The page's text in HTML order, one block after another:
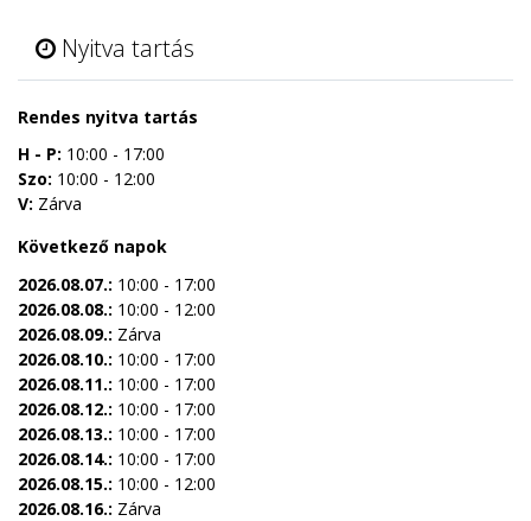
Nyitva tartás
Rendes nyitva tartás
H - P: 10:00 - 17:00
Szo: 10:00 - 12:00
V: Zárva
Következő napok
2026.08.07.: 10:00 - 17:00
2026.08.08.: 10:00 - 12:00
2026.08.09.: Zárva
2026.08.10.: 10:00 - 17:00
2026.08.11.: 10:00 - 17:00
2026.08.12.: 10:00 - 17:00
2026.08.13.: 10:00 - 17:00
2026.08.14.: 10:00 - 17:00
2026.08.15.: 10:00 - 12:00
2026.08.16.: Zárva